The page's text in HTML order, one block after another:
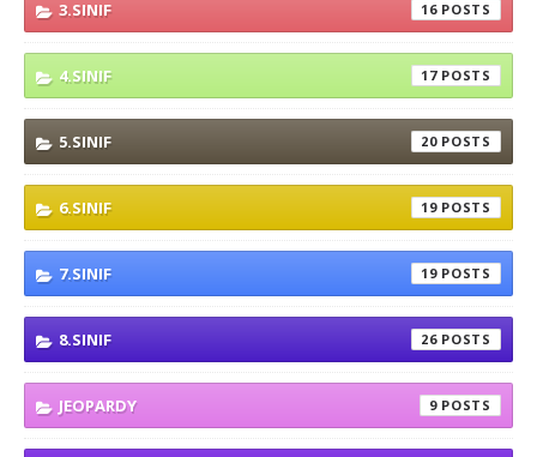
3.SINIF 16
4.SINIF 17
5.SINIF 20
6.SINIF 19
7.SINIF 19
8.SINIF 26
JEOPARDY 9